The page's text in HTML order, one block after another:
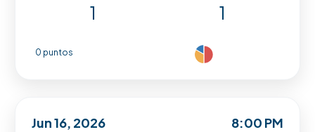
1 1
0 puntos
Jun 16, 2026 8:00 PM